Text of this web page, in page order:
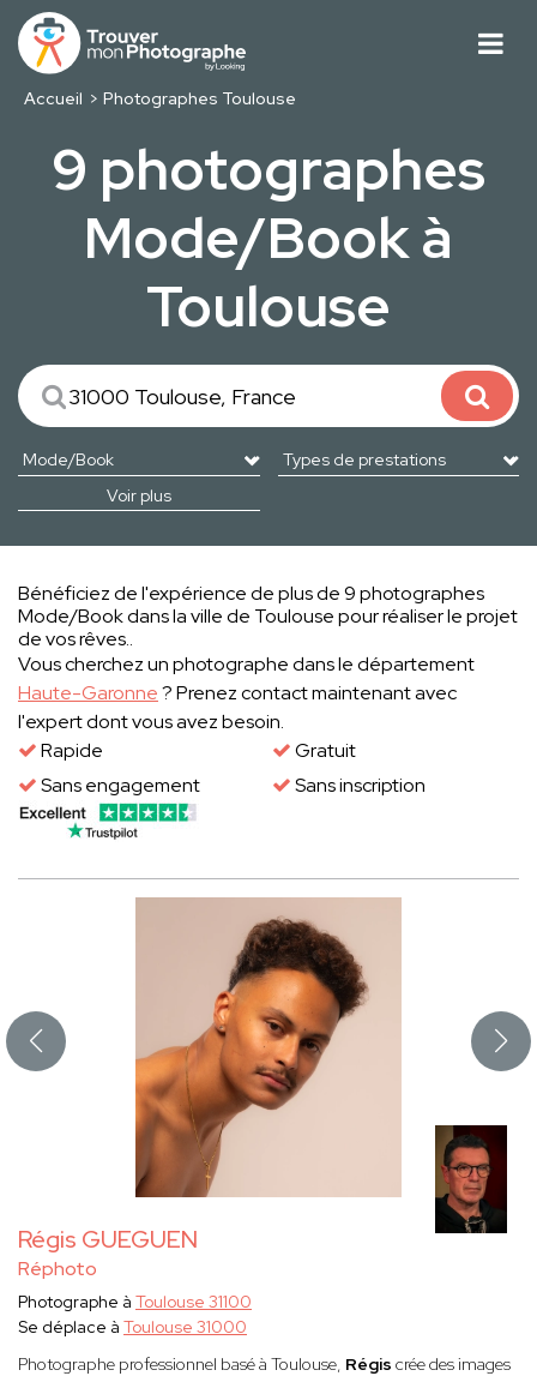
Accueil Photographes Toulouse
9 photographes
Mode/Book à
Toulouse
Voir plus
Bénéficiez de l'expérience de plus de 9 photographes
Mode/Book dans la ville de Toulouse pour réaliser le projet
de vos rêves..
Vous cherchez un photographe dans le département
Haute-Garonne? Prenez contact maintenant avec
l'expert dont vous avez besoin.
Rapide
Gratuit
Sans engagement
Sans inscription
Régis GUEGUEN
Réphoto
Photographe à Toulouse 31100
Se déplace à Toulouse 31000
Photographe professionnel basé à Toulouse, Régis crée des images